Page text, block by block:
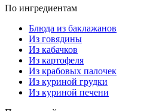
По ингредиентам
Блюда из баклажанов
Из говядины
Из кабачков
Из картофеля
Из крабовых палочек
Из куриной грудки
Из куриной печени